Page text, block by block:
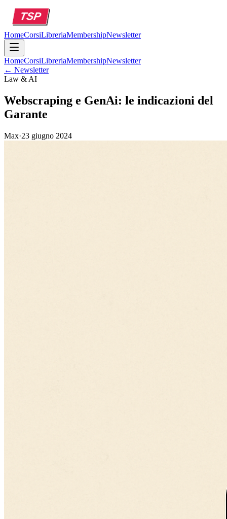
HomeCorsiLibreriaMembershipNewsletter
HomeCorsiLibreriaMembershipNewsletter
← Newsletter
Law & AI
Webscraping e GenAi: le indicazioni del
Garante
Max·23 giugno 2024